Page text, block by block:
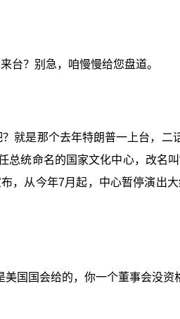
台？别急，咱慢慢给您盘道。
就是那个去年特朗普一上台，
统命名的国家文化中心，改名
，从今年7月起，中心暂停演
国国会给的，你一个董事会没